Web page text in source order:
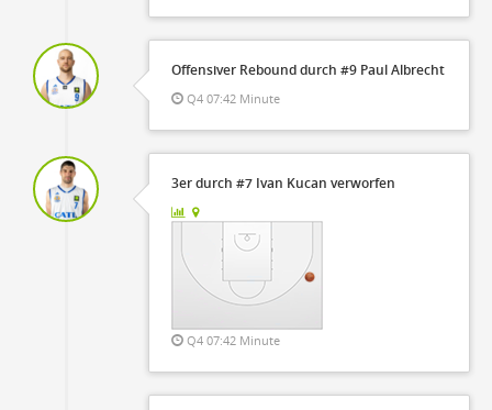
Offensiver Rebound durch #9 Paul Albrecht
Q4 07:42 Minute
3er durch #7 Ivan Kucan verworfen
Q4 07:42 Minute